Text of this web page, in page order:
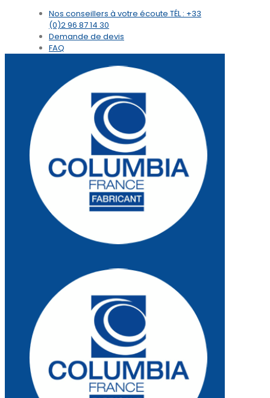
Nos conseillers à votre écoute TÉL : +33
(0)2 96 87 14 30
Demande de devis
FAQ